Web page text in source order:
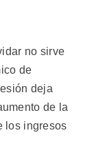
no sirve
de
deja
de la
los ingresos